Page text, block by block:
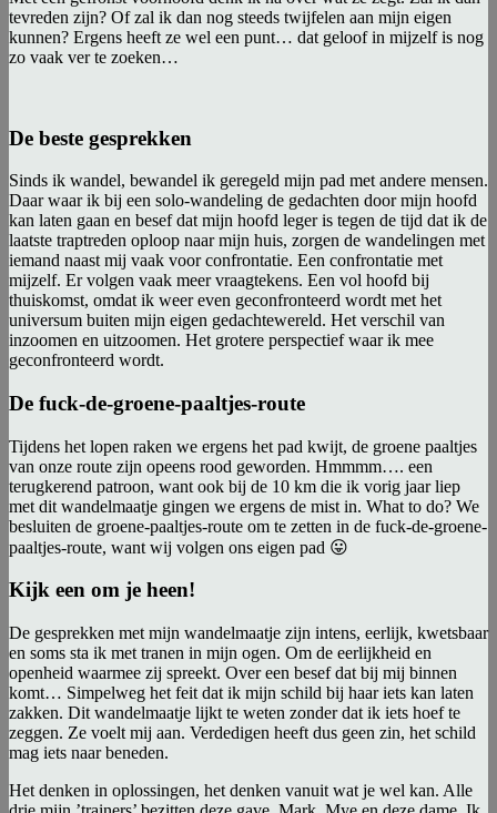
tevreden zijn? Of zal ik dan nog steeds twijfelen aan mijn eigen
kunnen? Ergens heeft ze wel een punt… dat geloof in mijzelf is nog
zo vaak ver te zoeken…
De beste gesprekken
Sinds ik wandel, bewandel ik geregeld mijn pad met andere mensen.
Daar waar ik bij een solo-wandeling de gedachten door mijn hoofd
kan laten gaan en besef dat mijn hoofd leger is tegen de tijd dat ik de
laatste traptreden oploop naar mijn huis, zorgen de wandelingen met
iemand naast mij vaak voor confrontatie. Een confrontatie met
mijzelf. Er volgen vaak meer vraagtekens. Een vol hoofd bij
thuiskomst, omdat ik weer even geconfronteerd wordt met het
universum buiten mijn eigen gedachtewereld. Het verschil van
inzoomen en uitzoomen. Het grotere perspectief waar ik mee
geconfronteerd wordt.
De fuck-de-groene-paaltjes-route
Tijdens het lopen raken we ergens het pad kwijt, de groene paaltjes
van onze route zijn opeens rood geworden. Hmmmm…. een
terugkerend patroon, want ook bij de 10 km die ik vorig jaar liep
met dit wandelmaatje gingen we ergens de mist in. What to do? We
besluiten de groene-paaltjes-route om te zetten in de fuck-de-groene-
paaltjes-route, want wij volgen ons eigen pad 😛
Kijk een om je heen!
De gesprekken met mijn wandelmaatje zijn intens, eerlijk, kwetsbaar
en soms sta ik met tranen in mijn ogen. Om de eerlijkheid en
openheid waarmee zij spreekt. Over een besef dat bij mij binnen
komt… Simpelweg het feit dat ik mijn schild bij haar iets kan laten
zakken. Dit wandelmaatje lijkt te weten zonder dat ik iets hoef te
zeggen. Ze voelt mij aan. Verdedigen heeft dus geen zin, het schild
mag iets naar beneden.
Het denken in oplossingen, het denken vanuit wat je wel kan. Alle